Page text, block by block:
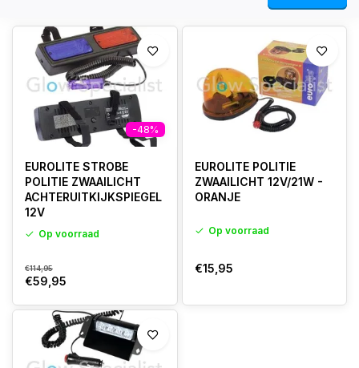
-48%
EUROLITE STROBE
POLITIE ZWAAILICHT
ACHTERUITKIJKSPIEGEL
12V
Op voorraad
€114,95
€59,95
EUROLITE POLITIE
ZWAAILICHT 12V/21W -
ORANJE
Op voorraad
€15,95